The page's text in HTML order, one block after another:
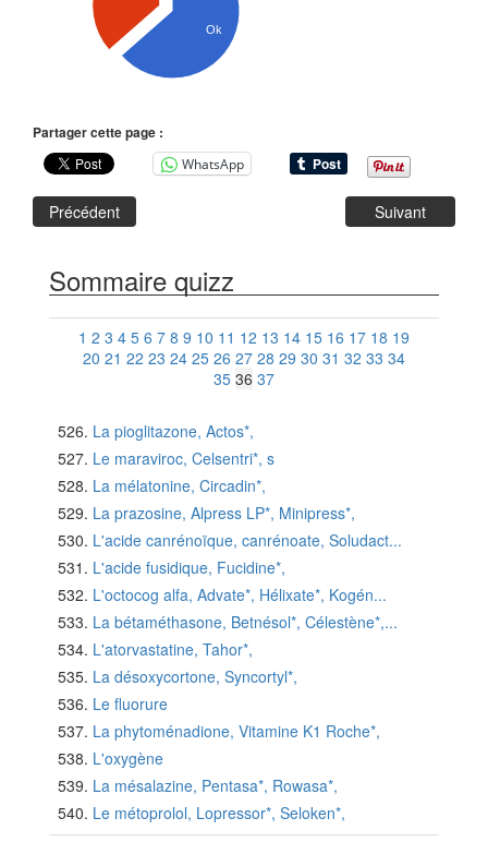
Ok
Partager cette page :
WhatsApp
Précédent Suivant
Sommaire quizz
1 2 3 4 5 6 7 8 9 10 11 12 13 14 15 16 17 18 19
20 21 22 23 24 25 26 27 28 29 30 31 32 33 34
35 36 37
La pioglitazone, Actos*,
Le maraviroc, Celsentri*, s
La mélatonine, Circadin*,
La prazosine, Alpress LP*, Minipress*,
L'acide canrénoïque, canrénoate, Soludact...
L'acide fusidique, Fucidine*,
L'octocog alfa, Advate*, Hélixate*, Kogén...
La bétaméthasone, Betnésol*, Célestène*,...
L'atorvastatine, Tahor*,
La désoxycortone, Syncortyl*,
Le fluorure
La phytoménadione, Vitamine K1 Roche*,
L'oxygène
La mésalazine, Pentasa*, Rowasa*,
Le métoprolol, Lopressor*, Seloken*,